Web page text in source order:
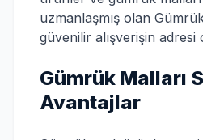
uzmanlaşmış olan
güvenilir alışverişin adresi
Gümrük Malları
Avantajlar